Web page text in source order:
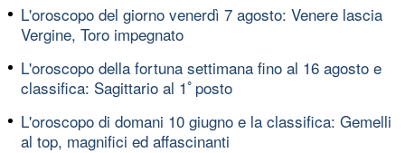
L'oroscopo del giorno venerdì 7 agosto: Venere lascia
Vergine, Toro impegnato
L'oroscopo della fortuna settimana fino al 16 agosto e
classifica: Sagittario al 1ﾟposto
L'oroscopo di domani 10 giugno e la classifica: Gemelli
al top, magnifici ed affascinanti